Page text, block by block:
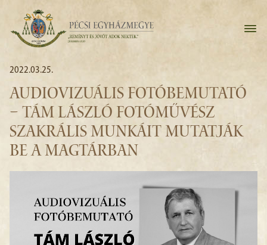
2022.03.25.
AUDIOVIZUÁLIS FOTÓBEMUTATÓ
– TÁM LÁSZLÓ FOTÓMŰVÉSZ
SZAKRÁLIS MUNKÁIT MUTATJÁK
BE A MAGTÁRBAN